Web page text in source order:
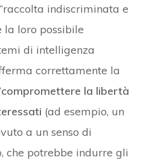
indiscriminata e
loro possibile
di intelligenza
correttamente la
compromettere la libertà
(ad esempio, un
a un senso di
che potrebbe indurre gli